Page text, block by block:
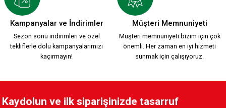
35 1/2 KARŞIYAKA KARE DUVAR SAATİ 20cmx20cm K4
499,90 TL
12. ADAM KARE DUVAR SAATİ 20cmx20cm K2
Kampanyalar ve İndirimler
Sezon sonu indirimleri ve özel
tekliflerle dolu kampanyalarımızı
kaçırmayın!
Müşteri Memnuniyeti
Müşteri memnuniyeti bizim için çok
önemli. Her zaman en iyi hizmeti
sunmak için çalışıyoruz.
Kaydolun ve ilk siparişinizde tasarruf